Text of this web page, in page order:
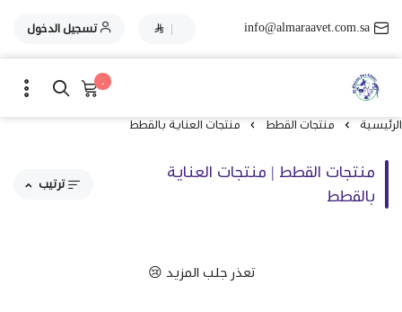
info@almaraavet.com.sa
| تسجيل الدخول
٠
الرئيسية منتجات القطط منتجات العناية بالقطط
منتجات القطط | منتجات العناية
بالقطط
ترتيب
الاكثر مبيعاً
تعذر جلب المزيد 😢